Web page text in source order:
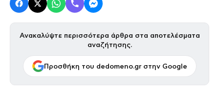
Ανακαλύψτε περισσότερα άρθρα στα αποτελέσματα
αναζήτησης.
Προσθήκη του dedomeno.gr στην Google